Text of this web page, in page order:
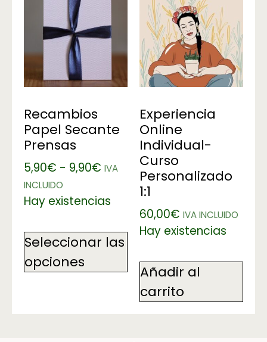
Recambios
Papel Secante
Prensas
5,90€ - 9,90€ IVA
INCLUIDO
Hay existencias
Seleccionar las
opciones
Experiencia
Online
Individual-
Curso
Personalizado
1:1
60,00€ IVA INCLUIDO
Hay existencias
Añadir al
carrito